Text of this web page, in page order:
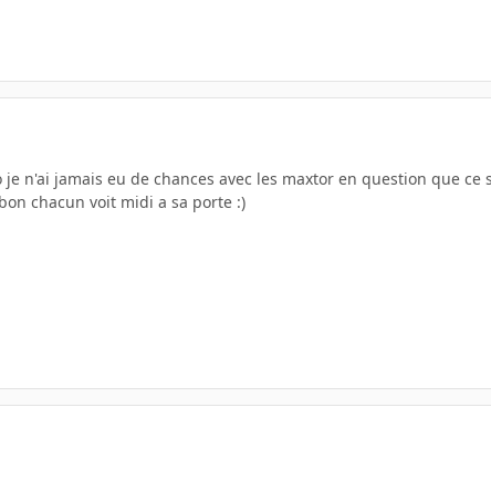
n'ai jamais eu de chances avec les maxtor en question que ce
chacun voit midi a sa porte :)